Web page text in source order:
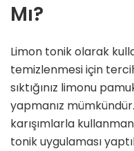
Mı?
Limon tonik olarak
temizlenmesi için
sıktığınız limonu
yapmanız
karışımlarla
tonik uygulaması